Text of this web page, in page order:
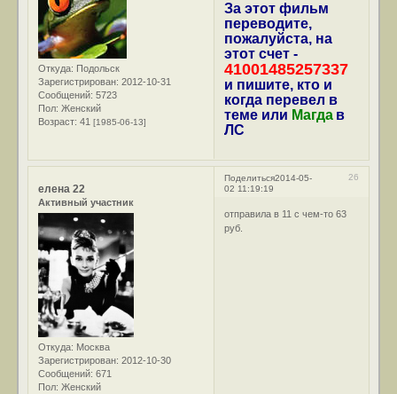
Откуда: Подольск
Зарегистрирован: 2012-10-31
Сообщений: 5723
Пол: Женский
Возраст: 41[1985-06-13]
За этот фильм
переводите,
пожалуйста, на
этот счет -
41001485257337
и пишите, кто и
когда перевел в
теме или Магда в
ЛС
Поделиться 26
2014-05-
02 11:19:19
елена 22
Активный участник
Откуда: Москва
Зарегистрирован: 2012-10-30
Сообщений: 671
Пол: Женский
отправила в 11 с чем-то 63
руб.